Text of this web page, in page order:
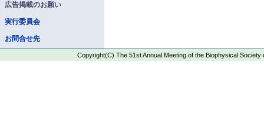
広告掲載のお願い
実行委員会
お問合せ先
Copyright(C) The 51st Annual Meeting of the Biophysical